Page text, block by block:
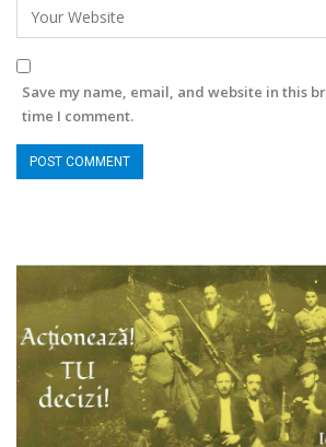
Save my name, email, and website in this
time I comment.